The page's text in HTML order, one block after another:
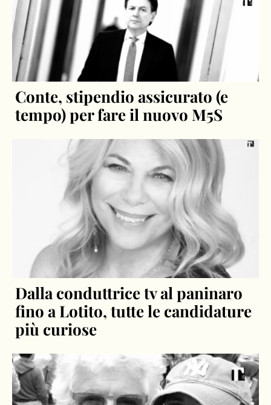
Conte, stipendio assicurato (e
tempo) per fare il nuovo M5S
Dalla conduttrice tv al paninaro
fino a Lotito, tutte le candidature
più curiose